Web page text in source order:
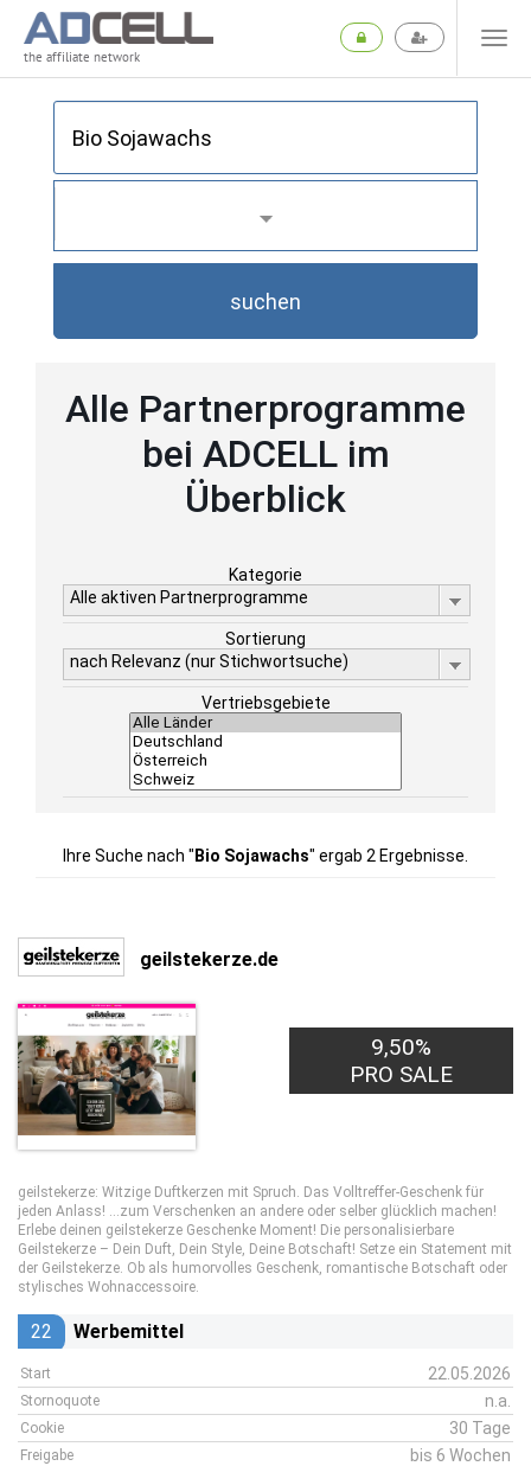
the affiliate network
suchen
Alle Partnerprogramme
bei ADCELL im
Überblick
Kategorie
Alle aktiven Partnerprogramme
Sortierung
nach Relevanz (nur Stichwortsuche)
Vertriebsgebiete
Ihre Suche nach " Bio Sojawachs" ergab 2 Ergebnisse.
geilstekerze.de
9,50%
PRO SALE
geilstekerze: Witzige Duftkerzen mit Spruch. Das Volltreffer-Geschenk für
jeden Anlass! …zum Verschenken an andere oder selber glücklich machen!
Erlebe deinen geilstekerze Geschenke Moment! Die personalisierbare
Geilstekerze – Dein Duft, Dein Style, Deine Botschaft! Setze ein Statement mit
der Geilstekerze. Ob als humorvolles Geschenk, romantische Botschaft oder
stylisches Wohnaccessoire.
22 Werbemittel
Start 22.05.2026
Stornoquote n.a.
Cookie 30 Tage
Freigabe bis 6 Wochen